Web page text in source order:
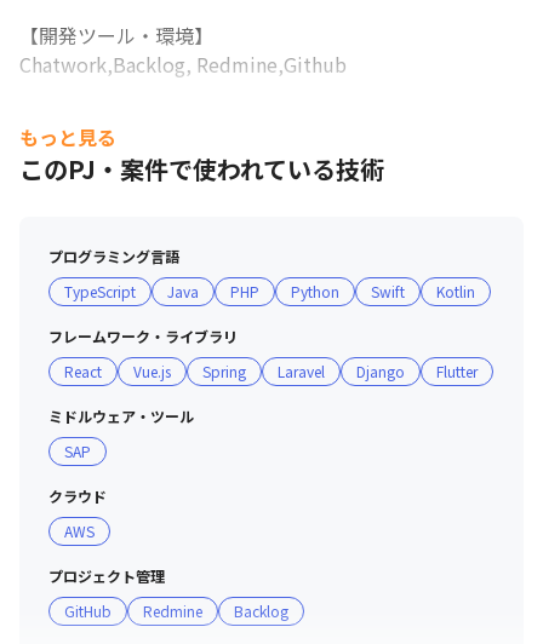
【開発ツール・環境】
Chatwork,Backlog, Redmine,Github
もっと見る
このPJ・案件で使われている技術
プログラミング言語
TypeScript
Java PHP Python Swift Kotlin
フレームワーク・ライブラリ
React
Vue.js Spring Laravel Django Flutter
ミドルウェア・ツール
SAP
クラウド
AWS
プロジェクト管理
GitHub
Redmine Backlog